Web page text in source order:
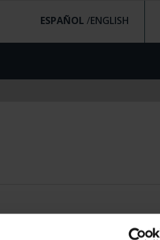
ESPAÑOL /